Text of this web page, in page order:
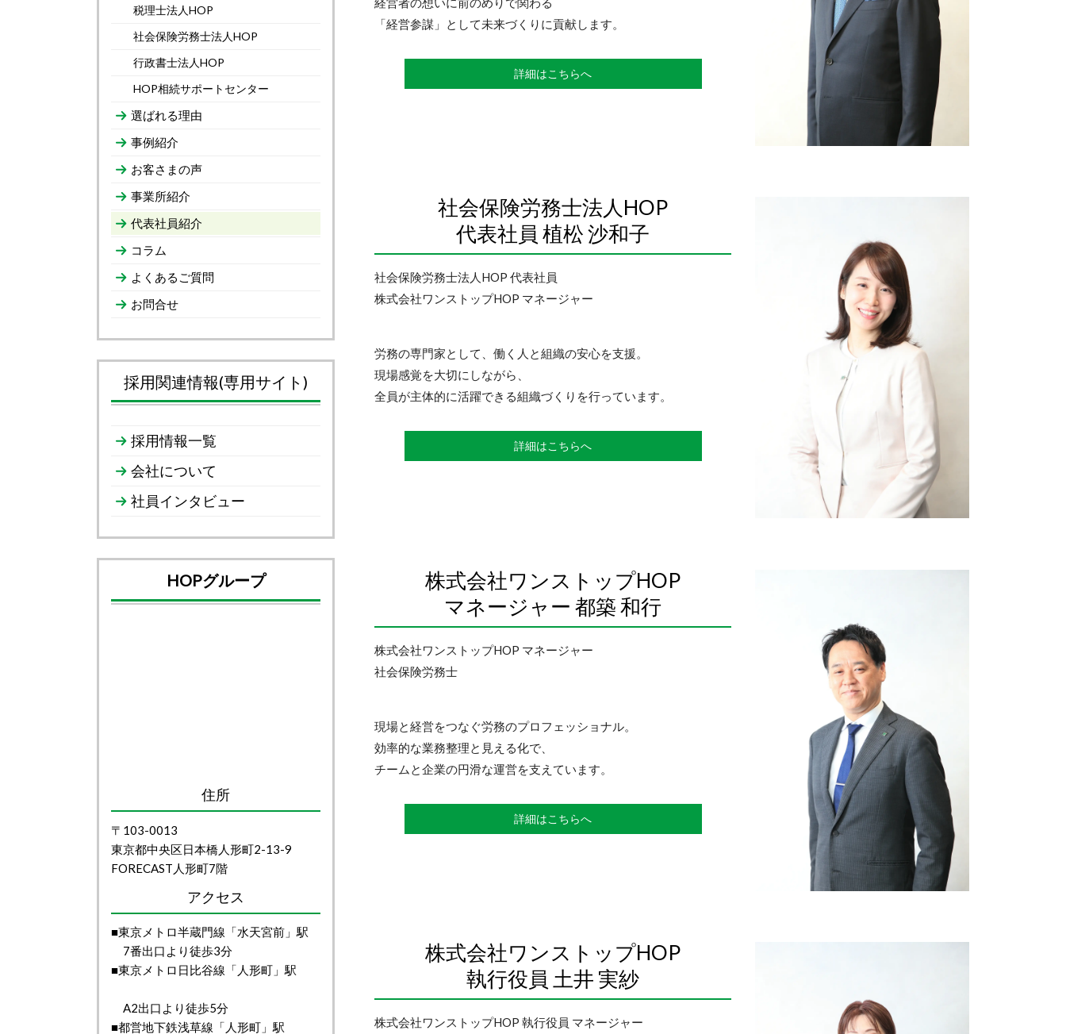
「経営参謀」として未来づくりに貢献します。
詳細はこちらへ
社会保険労務士法人HOP
代表社員 植松 沙和子
社会保険労務士法人HOP 代表社員
株式会社ワンストップHOP マネージャー
労務の専門家として、働く人と組織の安心を支援。
現場感覚を大切にしながら、
全員が主体的に活躍できる組織づくりを行っています。
詳細はこちらへ
株式会社ワンストップHOP
マネージャー 都築 和行
株式会社ワンストップHOP マネージャー
社会保険労務士
現場と経営をつなぐ労務のプロフェッショナル。
効率的な業務整理と見える化で、
チームと企業の円滑な運営を支えています。
詳細はこちらへ
株式会社ワンストップHOP
執行役員 土井 実紗
株式会社ワンストップHOP 執行役員 マネージャー
税理士法人HOP
社会保険労務士法人HOP
行政書士法人HOP
HOP相続サポートセンター
選ばれる理由
事例紹介
お客さまの声
事業所紹介
代表社員紹介
コラム
よくあるご質問
お問合せ
採用関連情報(専用サイト)
採用情報一覧
会社について
社員インタビュー
HOPグループ
住所
〒103-0013
東京都中央区日本橋人形町2-13-9
FORECAST人形町7階
アクセス
■東京メトロ半蔵門線「水天宮前」駅
7番出口より徒歩3分
■東京メトロ日比谷線「人形町」駅
A2出口より徒歩5分
■都営地下鉄浅草線「人形町」駅